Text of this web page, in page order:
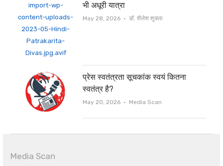
भी अधूरी यात्रा
May 28, 2026 Author
डॉ. शैलेश शुक्ला
प्रेस स्वतंत्रता सूचकांक स्वयं कितना
स्वतंत्र है?
May 20, 2026 Author
Media Scan
Media Scan